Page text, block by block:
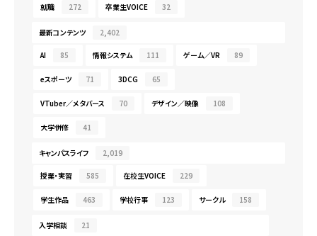
就職 272 卒業生VOICE 32
最新コンテンツ 2,402
AI 85 情報システム 111 ゲーム／VR 89
eスポーツ 71 3DCG 65
VTuber／メタバース 70 デザイン／映像 108
大学併修 41
キャンパスライフ 2,019
授業・実習 585 在校生VOICE 229
学生作品 463 学校行事 123 サークル 158
入学相談 21